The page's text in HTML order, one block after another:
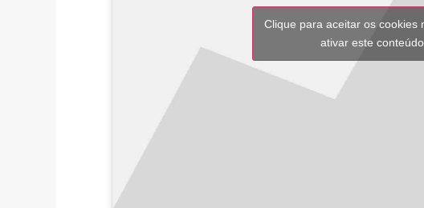
Clique para aceitar os cookies
ativar este conteúdo